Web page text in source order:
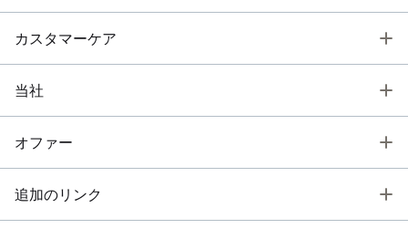
カスタマーケア
当社
オファー
追加のリンク